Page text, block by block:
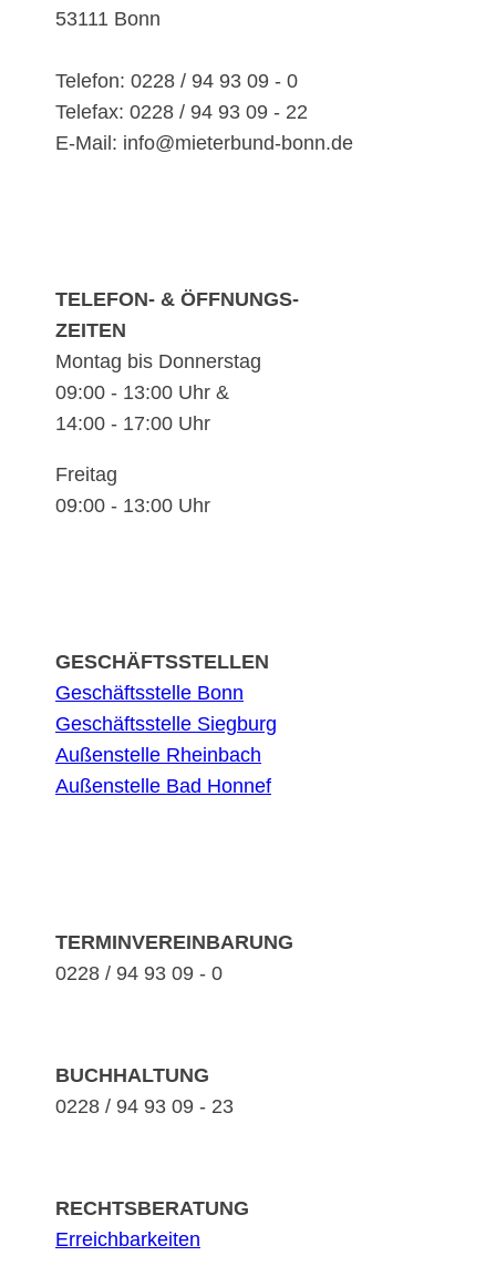
53111 Bonn
Telefon: 0228 / 94 93 09 - 0
Telefax: 0228 / 94 93 09 - 22
E-Mail: info@mieterbund-bonn.de
TELEFON- & ÖFFNUNGS-
ZEITEN
Montag bis Donnerstag
09:00 - 13:00 Uhr &
14:00 - 17:00 Uhr
Freitag
09:00 - 13:00 Uhr
GESCHÄFTSSTELLEN
Geschäftsstelle Bonn
Geschäftsstelle Siegburg
Außenstelle Rheinbach
Außenstelle Bad Honnef
TERMINVEREINBARUNG
0228 / 94 93 09 - 0
BUCHHALTUNG
0228 / 94 93 09 - 23
RECHTSBERATUNG
Erreichbarkeiten